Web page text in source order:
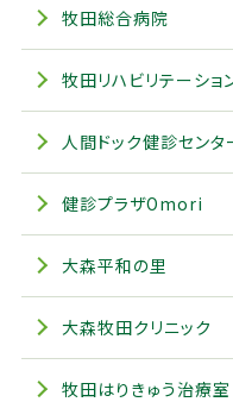
牧田総合病院
牧田リハビリテーショ
人間ドック健診センタ
健診プラザOmori
大森平和の里
大森牧田クリニック
牧田はりきゅう治療室